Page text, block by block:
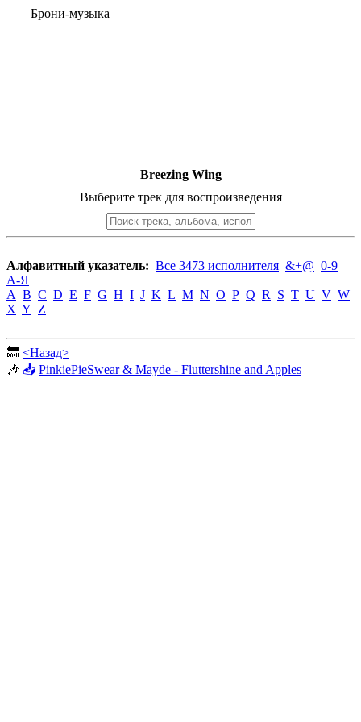
Брони-музыка
Breezing Wing
Выберите трек для воспроизведения
Алфавитный указатель: Все 3473 исполнителя &+@ 0-9
А-Я
A B C D E F G H I J K L M N O P Q R S T U V W
X Y Z
🔙 <Назад>
🎶 📥 PinkiePieSwear & Mayde - Fluttershine and Apples